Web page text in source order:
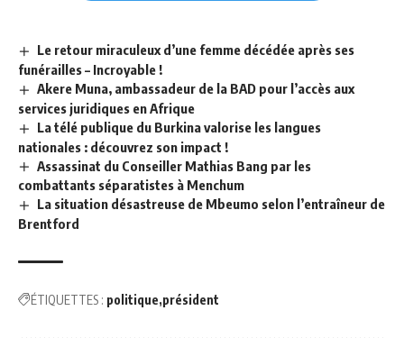
Le retour miraculeux d’une femme décédée après ses
funérailles – Incroyable !
Akere Muna, ambassadeur de la BAD pour l’accès aux
services juridiques en Afrique
La télé publique du Burkina valorise les langues
nationales : découvrez son impact !
Assassinat du Conseiller Mathias Bang par les
combattants séparatistes à Menchum
La situation désastreuse de Mbeumo selon l’entraîneur de
Brentford
ÉTIQUETTES : politique président